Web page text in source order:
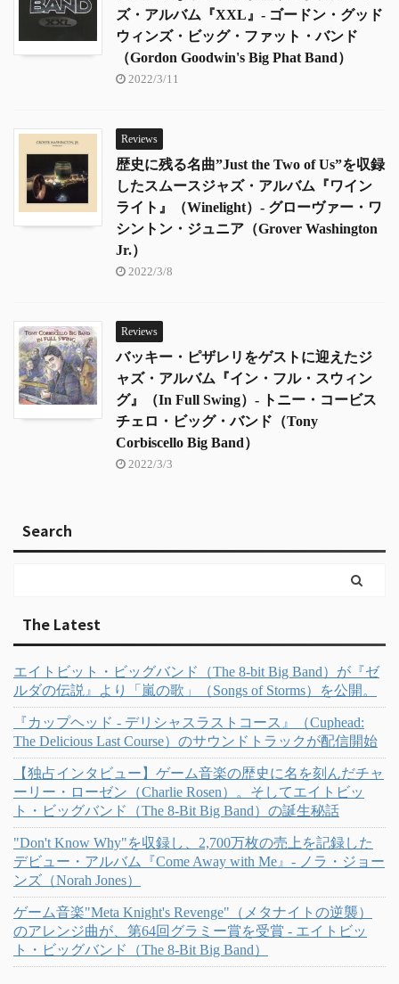
ズ・アルバム『XXL』- ゴードン・グッド
ウィンズ・ビッグ・ファット・バンド
（Gordon Goodwin's Big Phat Band）
2022/3/11
Reviews
歴史に残る名曲”Just the Two of Us”を収録
したスムースジャズ・アルバム『ワイン
ライト』（Winelight）- グローヴァー・ワ
シントン・ジュニア（Grover Washington
Jr.）
2022/3/8
Reviews
バッキー・ピザレリをゲストに迎えたジ
ャズ・アルバム『イン・フル・スウィン
グ』（In Full Swing）- トニー・コービス
チェロ・ビッグ・バンド（Tony
Corbiscello Big Band）
2022/3/3
Search
The Latest
エイトビット・ビッグバンド（The 8-bit Big Band）が『ゼ
ルダの伝説』より「嵐の歌」（Songs of Storms）を公開。
『カップヘッド - デリシャスラストコース』（Cuphead:
The Delicious Last Course）のサウンドトラックが配信開始
【独占インタビュー】ゲーム音楽の歴史に名を刻んだチャ
ーリー・ローゼン（Charlie Rosen）。そしてエイトビッ
ト・ビッグバンド（The 8-Bit Big Band）の誕生秘話
"Don't Know Why"を収録し、2,700万枚の売上を記録した
デビュー・アルバム『Come Away with Me』- ノラ・ジョー
ンズ（Norah Jones）
ゲーム音楽"Meta Knight's Revenge"（メタナイトの逆襲）
のアレンジ曲が、第64回グラミー賞を受賞 - エイトビッ
ト・ビッグバンド（The 8-Bit Big Band）